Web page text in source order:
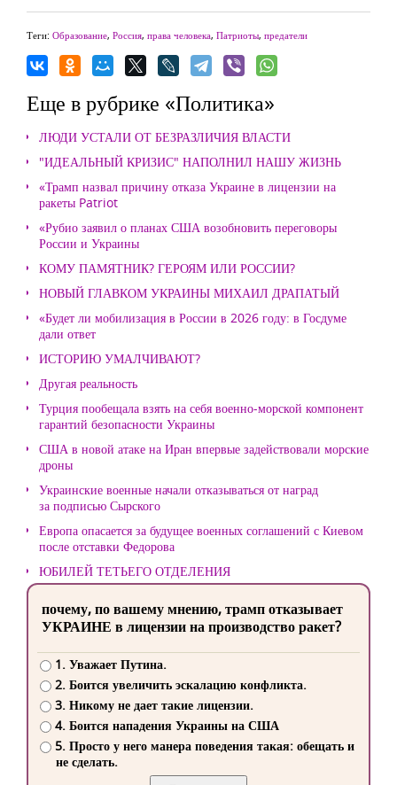
Теги: Образование, Россия, права человека, Патриоты, предатели
Еще в рубрике «Политика»
ЛЮДИ УСТАЛИ ОТ БЕЗРАЗЛИЧИЯ ВЛАСТИ
"ИДЕАЛЬНЫЙ КРИЗИС" НАПОЛНИЛ НАШУ ЖИЗНЬ
«Трамп назвал причину отказа Украине в лицензии на
ракеты Patriot
«Рубио заявил о планах США возобновить переговоры
России и Украины
КОМУ ПАМЯТНИК? ГЕРОЯМ ИЛИ РОССИИ?
НОВЫЙ ГЛАВКОМ УКРАИНЫ МИХАИЛ ДРАПАТЫЙ
«Будет ли мобилизация в России в 2026 году: в Госдуме
дали ответ
ИСТОРИЮ УМАЛЧИВАЮТ?
Другая реальность
Турция пообещала взять на себя военно-морской компонент
гарантий безопасности Украины
США в новой атаке на Иран впервые задействовали морские
дроны
Украинские военные начали отказываться от наград
за подписью Сырского
Европа опасается за будущее военных соглашений с Киевом
после отставки Федорова
ЮБИЛЕЙ ТЕТЬЕГО ОТДЕЛЕНИЯ
почему, по вашему мнению, трамп отказывает
УКРАИНЕ в лицензии на производство ракет?
1. Уважает Путина.
2. Боится увеличить эскалацию конфликта.
3. Никому не дает такие лицензии.
4. Боится нападения Украины на США
5. Просто у него манера поведения такая: обещать и
не сделать.